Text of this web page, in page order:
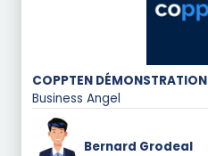
COPPTEN DÉMONSTRATION
Business Angel
Bernard Grodeal